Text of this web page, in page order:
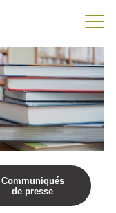
Communiqués
de presse